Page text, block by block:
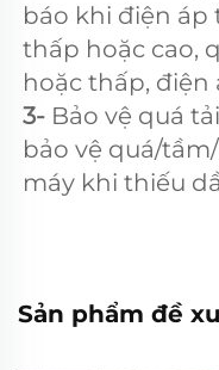
báo khi điện áp
thấp hoặc cao,
3- Bảo vệ quá
bảo vệ quá/
máy khi thiếu
Sản phẩm đề